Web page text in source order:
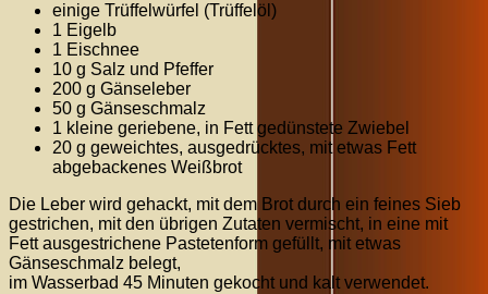
einige Trüffelwürfel (Trüffelöl)
1 Eigelb
1 Eischnee
10 g Salz und Pfeffer
200 g Gänseleber
50 g Gänseschmalz
1 kleine geriebene, in Fett gedünstete Zwiebel
20 g geweichtes, ausgedrücktes, mit etwas Fett
abgebackenes Weißbrot
Die Leber wird gehackt, mit dem Brot durch ein feines Sieb
gestrichen, mit den übrigen Zutaten vermischt, in eine mit
Fett ausgestrichene Pastetenform gefüllt, mit etwas
Gänseschmalz belegt,
im Wasserbad 45 Minuten gekocht und kalt verwendet.